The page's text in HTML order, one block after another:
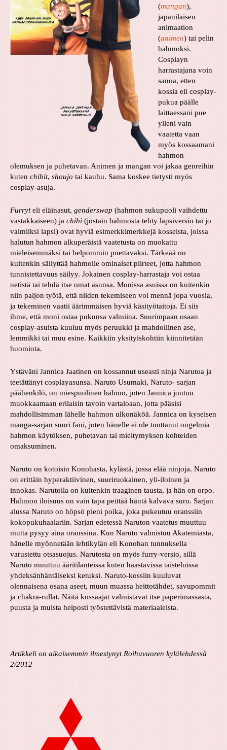
(mangan),
japanilaisen
animaation
(animen) tai pelin
hahmoksi.
Cosplayn
harrastajana voin
sanoa, etten
kossia eli cosplay-
pukua päälle
laittaessani pue
ylleni vain
vaatetta vaan
myös kossaamani
hahmon
olemuksen ja puhetavan. Animen ja mangan voi jakaa genreihin
kuten chibit, shoujo tai kauhu. Sama koskee tietysti myös
cosplay-asuja.
Furryteli eläinasut, genderswap (hahmon sukupuoli vaihdettu
vastakkaiseen) ja chibi (jostain hahmosta tehty lapsiversio tai jo
valmiiksi lapsi) ovat hyviä esimerkkimerkkejä kosseista, joissa
halutun hahmon alkuperäistä vaatetusta on muokattu
mieleisemmäksi tai helpommin puettavaksi. Tärkeää on
kuitenkin säilyttää hahmolle ominaiset piirteet, jotta hahmon
tunnistettavuus säilyy. Jokainen cosplay-harrastaja voi ostaa
netistä tai tehdä itse omat asunsa. Monissa asuissa on kuitenkin
niin paljon työtä, että niiden tekemiseen voi mennä jopa vuosia,
ja tekeminen vaatii äärimmäisen hyviä käsityötaitoja. Ei siis
ihme, että moni ostaa pukunsa valmiina. Suurimpaan osaan
cosplay-asuista kuuluu myös peruukki ja mahdollinen ase,
lemmikki tai muu esine. Kaikkiin yksityiskohtiin kiinnitetään
huomiota.
Ystäväni Jannica Jaatinen on kossannut useasti ninja Narutoa ja
teetättänyt cosplayasunsa. Naruto Usumaki, Naruto- sarjan
päähenkilö, on miespuolinen hahmo, joten Jannica joutuu
muokkaamaan erilaisin tavoin vartaloaan, jotta pääsisi
mahdollisimman lähelle hahmon ulkonäköä. Jannica on kyseisen
manga-sarjan suuri fani, joten hänelle ei ole tuottanut ongelmia
hahmon käytöksen, puhetavan tai mieltymyksen kohteiden
omaksuminen.
Naruto on kotoisin Konohasta, kylästä, jossa elää ninjoja. Naruto
on erittäin hyperaktiivinen, suuriruokainen, yli-iloinen ja
innokas. Narutolla on kuitenkin traaginen tausta, ja hän on orpo.
Hahmon iloisuus on vain tapa peittää häntä kalvava suru. Sarjan
alussa Naruto on höpsö pieni poika, joka pukeutuu oranssiin
kokopukuhaalariin. Sarjan edetessä Naruton vaatetus muuttuu
mutta pysyy aina oranssina. Kun Naruto valmistuu Akatemiasta,
hänelle myönnetään lehtikylän eli Konohan tunnuksella
varustettu otsasuojus. Narutosta on myös furry-versio, sillä
Naruto muuttuu ääritilanteissa kuten haastavissa taisteluissa
yhdeksänhäntäiseksi ketuksi. Naruto-kossiin kuuluvat
olennaisena osana aseet, muun muassa heittotähdet, savupommit
ja chakra-rullat. Näitä kossaajat valmistavat itse paperimassasta,
puusta ja muista helposti työstettävistä materiaaleista.
Artikkeli on aikaisemmin ilmestynyt Roihuvuoren kylälehdessä
2/2012